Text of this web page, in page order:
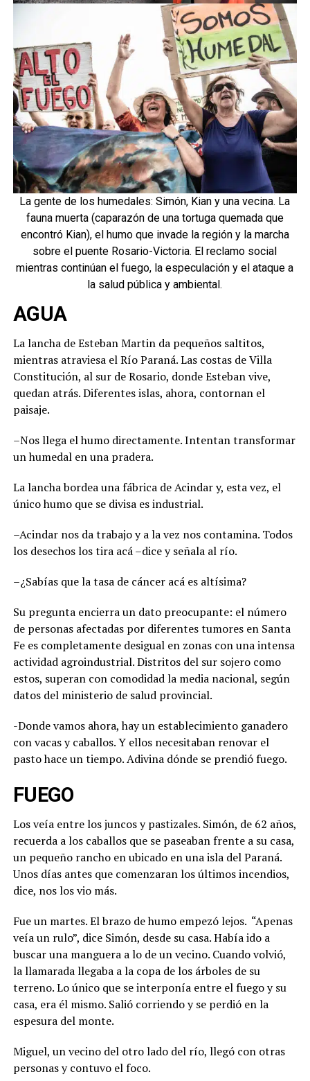
La gente de los humedales: Simón, Kian y una vecina. La
fauna muerta (caparazón de una tortuga quemada que
encontró Kian), el humo que invade la región y la marcha
sobre el puente Rosario-Victoria. El reclamo social
mientras continúan el fuego, la especulación y el ataque a
la salud pública y ambiental.
AGUA
La lancha de Esteban Martin da pequeños saltitos,
mientras atraviesa el Río Paraná. Las costas de Villa
Constitución, al sur de Rosario, donde Esteban vive,
quedan atrás. Diferentes islas, ahora, contornan el
paisaje.
–Nos llega el humo directamente. Intentan transformar
un humedal en una pradera.
La lancha bordea una fábrica de Acindar y, esta vez, el
único humo que se divisa es industrial.
–Acindar nos da trabajo y a la vez nos contamina. Todos
los desechos los tira acá –dice y señala al río.
–¿Sabías que la tasa de cáncer acá es altísima?
Su pregunta encierra un dato preocupante: el número
de personas afectadas por diferentes tumores en Santa
Fe es completamente desigual en zonas con una intensa
actividad agroindustrial. Distritos del sur sojero como
estos, superan con comodidad la media nacional, según
datos del ministerio de salud provincial.
-Donde vamos ahora, hay un establecimiento ganadero
con vacas y caballos. Y ellos necesitaban renovar el
pasto hace un tiempo. Adivina dónde se prendió fuego.
FUEGO
Los veía entre los juncos y pastizales. Simón, de 62 años,
recuerda a los caballos que se paseaban frente a su casa,
un pequeño rancho en ubicado en una isla del Paraná.
Unos días antes que comenzaran los últimos incendios,
dice, nos los vio más.
Fue un martes. El brazo de humo empezó lejos. “Apenas
veía un rulo”, dice Simón, desde su casa. Había ido a
buscar una manguera a lo de un vecino. Cuando volvió,
la llamarada llegaba a la copa de los árboles de su
terreno. Lo único que se interponía entre el fuego y su
casa, era él mismo. Salió corriendo y se perdió en la
espesura del monte.
Miguel, un vecino del otro lado del río, llegó con otras
personas y contuvo el foco.